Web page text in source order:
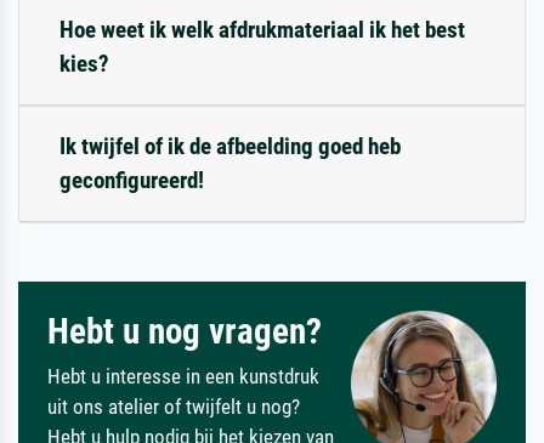
Hoe weet ik welk afdrukmateriaal ik het best
kies?
Ik twijfel of ik de afbeelding goed heb
geconfigureerd!
Hebt u nog vragen?
Hebt u interesse in een kunstdruk
uit ons atelier of twijfelt u nog?
Hebt u hulp nodig bij het kiezen van